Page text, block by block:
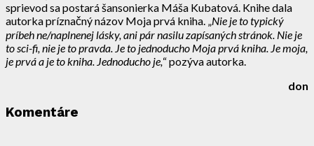
sprievod sa postará šansonierka Máša Kubatová. Knihe dala
autorka príznačný názov Moja prvá kniha. „ Nie je to typický
príbeh ne/naplnenej lásky, ani pár nasilu zapísaných stránok. Nie je
to sci-fi, nie je to pravda. Je to jednoducho Moja prvá kniha. Je moja,
je prvá a je to kniha. Jednoducho je, “ pozýva autorka.
don
Komentáre